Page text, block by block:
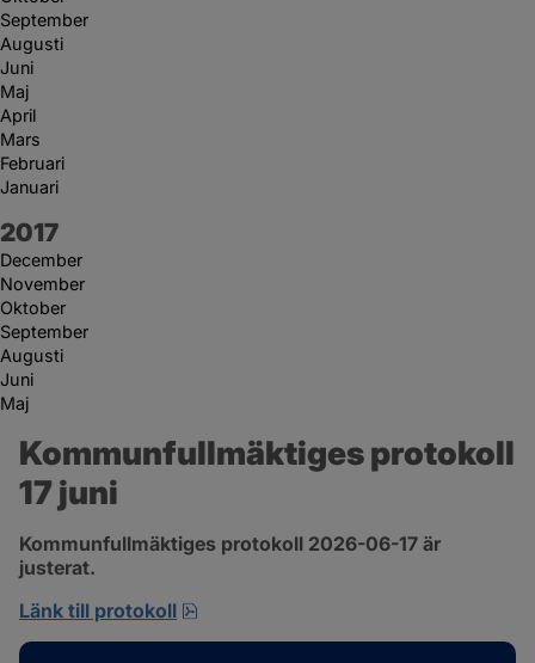
September
Augusti
Juni
Maj
April
Mars
Februari
Januari
År:
2017
December
November
Oktober
September
Augusti
Juni
Maj
Kommunfullmäktiges protokoll
17 juni
Kommunfullmäktiges protokoll 2026-06-17 är
justerat.
Länk till protokoll